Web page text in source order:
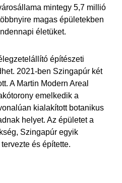
mintegy 5,7 millió
magas épületekben
életüket.
építészeti
2021-ben Szingapúr két
A Martin Modern Areal
emelkedik a
kialakított botanikus
helyet. Az épületet a
Szingapúr egyik
és építette.